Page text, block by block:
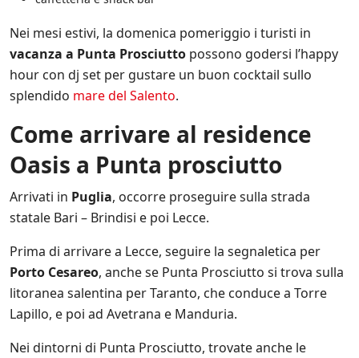
e
p
a
r
t
*
Nei mesi estivi, la domenica pomeriggio i turisti in
vacanza a Punta Prosciutto possono godersi l’happy
hour con dj set per gustare un buon cocktail sullo
splendido mare del Salento.
Come arrivare al residence
Oasis a Punta prosciutto
Arrivati in Puglia, occorre proseguire sulla strada
statale Bari – Brindisi e poi Lecce.
Prima di arrivare a Lecce, seguire la segnaletica per
Porto Cesareo, anche se Punta Prosciutto si trova sulla
litoranea salentina per Taranto, che conduce a Torre
Lapillo, e poi ad Avetrana e Manduria.
Nei dintorni di Punta Prosciutto, trovate anche le